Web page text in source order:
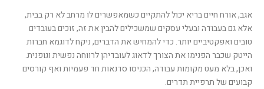
אגב, אורח חיים בריא יכול להתקיים כשמאפשרים לו מרחב לא רק בבית,
אלא גם בעבודה ובעלי עסקים שמשכילים להבין את זה, זוכים בעובדים
טובים ואפקטיביים יותר. כדי להמחיש את הדברים, ניקח לדוגמא חברות
הייטק שכבר הפנימו את הצורך לדאוג לעובדיהן לרווחה נפשית וגופנית.
ואכן, בלא מעט מקומות עבודה, הכניסו סדנאות חד פעמיות ואף קורסים
קבועים של תרפיית תדרים.